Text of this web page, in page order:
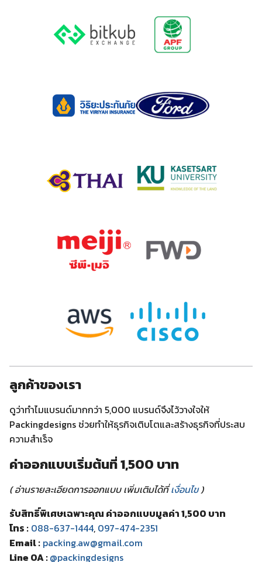
ลูกค้าของเรา
ดูว่าทำไมแบรนด์มากกว่า 5,000 แบรนด์จึงไว้วางใจให้
Packingdesigns ช่วยทำให้ธุรกิจเติบโตและสร้างธุรกิจที่ประสบ
ความสำเร็จ
ค่าออกแบบเริ่มต้นที่ 1,500 บาท
( อ่านรายละเอียดการออกแบบ เพิ่มเติมได้ที่เงื่อนไข)
รับสิทธิ์พิเศษเฉพาะคุณ ค่าออกแบบมูลค่า 1,500 บาท
โทร : 088-637-1444, 097-474-2351
Email : packing.aw@gmail.com
Line OA :@packingdesigns